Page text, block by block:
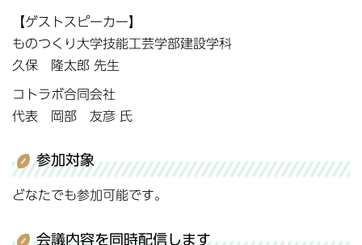
【ゲストスピーカー】
ものつくり大学技能工芸学部建設学科
久保 隆太郎 先生
コトラボ合同会社
代表 岡部 友彦 氏
参加対象
どなたでも参加可能です。
会議内容を同時配信します